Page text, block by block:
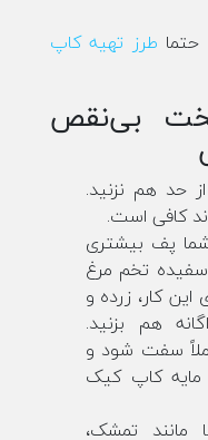
طرز تهیه کاپ
بی‌نقص
حد هم نزنید.
کافی است.
پف بیشتری
سفیده تخم مرغ
کار، زرده و
هم بزنید.
سفت شود و
کاپ کیک
مانند تمشک،